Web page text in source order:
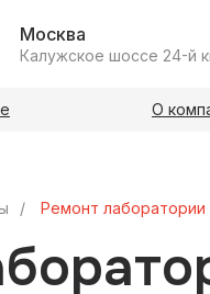
О
Москва
Калужское шоссе 24-й
/ Ремонт лаборатории